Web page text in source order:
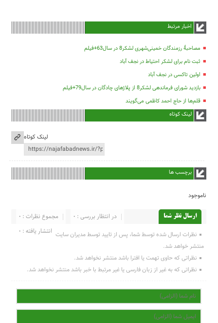
اخبار مرتبط
مصاحبۀ رزمندگان خمینی‌شهری لشکر8 در سال63+فیلم
ثبت نام برای لشکر احتیاط در نجف آباد
اولین تاکسی در نجف آباد
بازدید شورای فرماندهی لشکر8 از پلاژهای چادگان در سال79+فیلم
قلم‌ها از حاج احمد کاظمی می‌گویند
لینک کوتاه
لینک کوتاه
برچسب ها
ناموجود
ارسال نظر شما مجموع نظرات : 0
در انتظار بررسی : 0
انتشار یافته : 0 نظرات ارسال شده توسط شما، پس از تایید توسط مدیران سایت
منتشر خواهد شد.
نظراتی که حاوی تهمت یا افترا باشد منتشر نخواهد شد.
نظراتی که به غیر از زبان فارسی یا غیر مرتبط با خبر باشد منتشر نخواهد شد.